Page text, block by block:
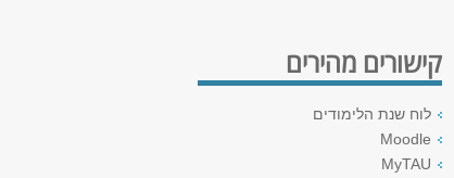
קישורים מהירים
לוח שנת הלימודים
Moodle
MyTAU